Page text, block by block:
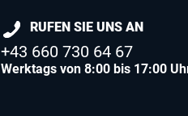
RUFEN SIE UNS AN
+43 660 730 64 67
Werktags von 8:00 bis 17:00